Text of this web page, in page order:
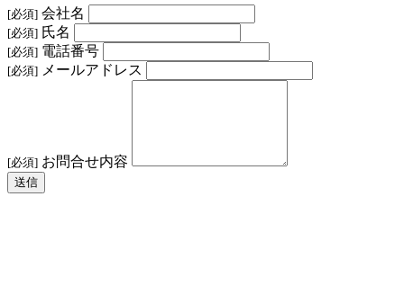
[必須] 会社名
[必須] 氏名
[必須] 電話番号
[必須] メールアドレス
[必須] お問合せ内容